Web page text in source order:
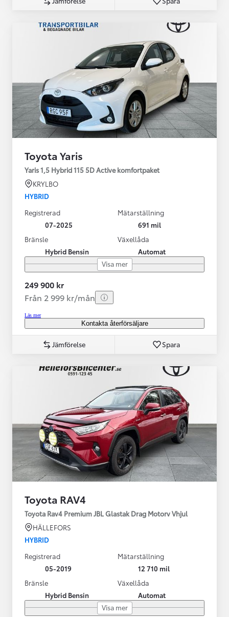
Toyota Yaris
Yaris 1,5 Hybrid 115 5D Active komfortpaket
KRYLBO
HYBRID
Registrerad
07-2025
Mätarställning
691 mil
Bränsle
Hybrid Bensin
Växellåda
Automat
Visa mer
249 900 kr
Från 2 999 kr/mån
Läs mer
Kontakta återförsäljare
Jämförelse Spara
Toyota RAV4
Toyota Rav4 Premium JBL Glastak Drag Motorv Vhjul
HÄLLEFORS
HYBRID
Registrerad
05-2019
Mätarställning
12 710 mil
Bränsle
Hybrid Bensin
Växellåda
Automat
Visa mer